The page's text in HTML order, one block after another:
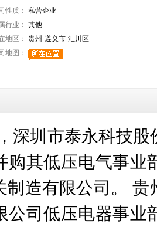
性质： 私营企业
行业： 其他
地区： 贵州-遵义市-汇川区
地图：
深圳市泰永科技
购其低压电气事业
制造有限公司。
公司低压电器事